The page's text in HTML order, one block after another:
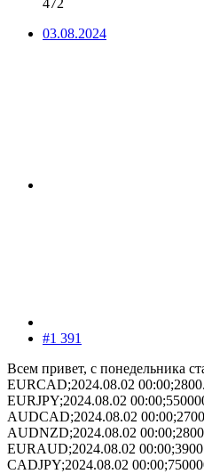
472
03.08.2024
#1 391
Всем привет, с понедельника
EURCAD;2024.08.02
EURJPY;2024.08.02
AUDCAD;2024.08.02
AUDNZD;2024.08.02
EURAUD;2024.08.02
CADJPY;2024.08.02